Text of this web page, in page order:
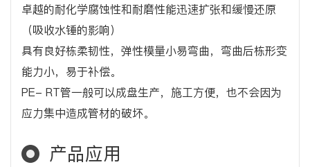
卓越的耐化学腐蚀性和耐磨性能迅速扩张和缓慢还原
（吸收水锤的影响）
具有良好栋柔韧性，弹性模量小易弯曲，弯曲后栋形变
能力小，易于补偿。
PE- RT管一般可以成盘生产，施工方便，也不会因为
应力集中造成管材的破坏。
产品应用